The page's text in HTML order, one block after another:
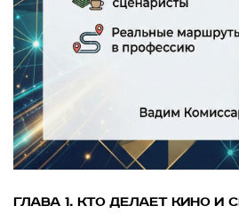
Глава 1. Кто делает кино и